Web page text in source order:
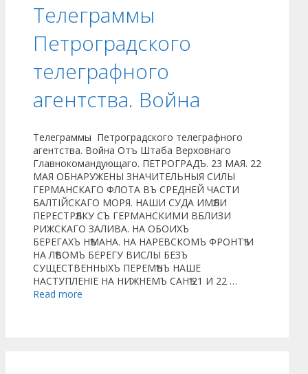
Телеграммы
Петроградского
телеграфного
агентства. Война
Телеграммы Петроградского телеграфного
агентства. Война Отъ Штаба Верховнаго
Главнокомандующаго. ПЕТРОГРАДЪ. 23 МАЯ. 22
МАЯ ОБНАРУЖЕНЫ ЗНАЧИТЕЛЬНЫЯ СИЛЫ
ГЕРМАНСКАГО ФЛОТА ВЪ СРЕДНЕЙ ЧАСТИ
БАЛТІЙСКАГО МОРЯ. НАШИ СУДА ИМѢЛИ
ПЕРЕСТРѢЛКУ СЪ ГЕРМАНСКИМИ ВБЛИЗИ
РИЖСКАГО ЗАЛИВА. НА ОБОИХЪ
БЕРЕГАХЪ НѢМАНА. НА НАРЕВСКОМЪ ФРОНТѢ И
НА ЛѢВОМЪ БЕРЕГУ ВИСЛЫ БЕЗЪ
СУЩЕСТВЕННЫХЪ ПЕРЕМѢНЪ НАШЕ
НАСТУПЛЕНІЕ НА НИЖНЕМЪ САНѢ 21 И 22 …
Read more